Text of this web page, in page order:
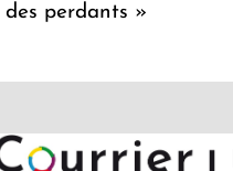
des perdants »